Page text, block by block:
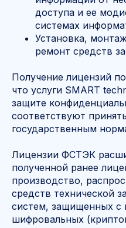
доступа и ее
системах
Установка,
ремонт средств
Получение лицензий
что услуги SMART
защите
соответствуют
государственным
Лицензии ФСТЭК
полученной ранее
производство,
средств технической
систем, защищенных с
шифровальных